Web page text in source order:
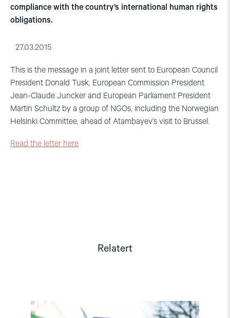
compliance with the country’s international human rights
obligations.
27.03.2015
This is the message in a joint letter sent to European Council
President Donald Tusk, European Commission President
Jean-Claude Juncker and European Parliament President
Martin Schultz by a group of NGOs, including the Norwegian
Helsinki Committee, ahead of Atambayev’s visit to Brussel.
Read the letter here
Relatert